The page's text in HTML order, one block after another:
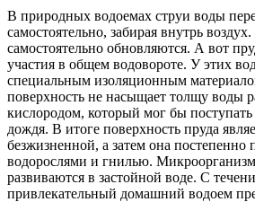
В природных водоемах струи воды
самостоятельно, забирая внутрь
самостоятельно обновляются. А вот
участия в общем водовороте. У этих
специальным изоляционным
поверхность не насыщает толщу воды
кислородом, который мог бы
дождя. В итоге поверхность пруда
безжизненной, а затем она постепенно
водорослями и гнилью.
развиваются в застойной воде. С
привлекательный домашний водоем